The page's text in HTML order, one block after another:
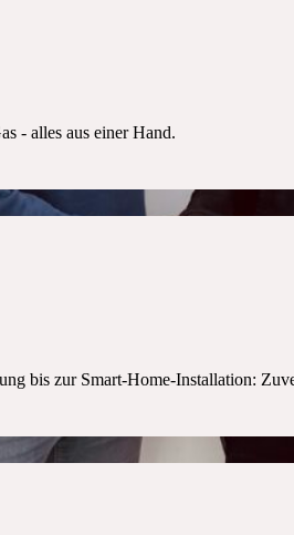
- alles aus einer Hand.
bis zur Smart-Home-Installation: